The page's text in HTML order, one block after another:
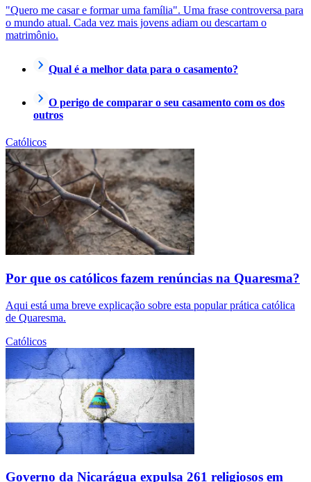
"Quero me casar e formar uma família". Uma frase controversa para
o mundo atual. Cada vez mais jovens adiam ou descartam o
matrimônio.
Qual é a melhor data para o casamento?
O perigo de comparar o seu casamento com os dos
outros
Católicos
Por que os católicos fazem renúncias na Quaresma?
Aqui está uma breve explicação sobre esta popular prática católica
de Quaresma.
Católicos
Governo da Nicarágua expulsa 261 religiosos em